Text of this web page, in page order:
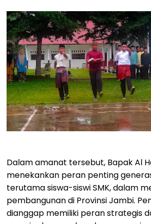
Dalam amanat tersebut, Bapak Al
menekankan peran penting
terutama siswa-siswi SMK, dalam
pembangunan di Provinsi Jambi.
dianggap memiliki peran strategis